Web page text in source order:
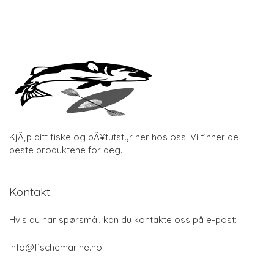
KjÃ¸p ditt fiske og bÃ¥tutstyr her hos oss. Vi finner de
beste produktene for deg.
Kontakt
Hvis du har spørsmål, kan du kontakte oss på e-post:
info@fischemarine.no